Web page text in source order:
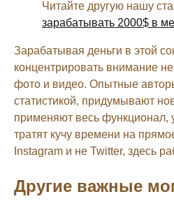
Читайте другую нашу
зарабатывать 2000$ в
Зарабатывая деньги в этой
концентрировать внимание
фото и видео. Опытные
статистикой, придумывают
применяют весь
тратят кучу времени на
Instagram и не Twitter, здесь
Другие важные